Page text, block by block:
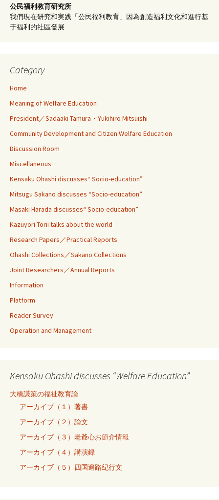
公民福利教育研究所
我們現在研究和実践「公民福利教育」因為創造福利文化和進行基
于福利的社區發展
Category
Home
Meaning of Welfare Education
President／Sadaaki Tamura・Yukihiro Mitsuishi
Community Development and Citizen Welfare Education
Discussion Room
Miscellaneous
Kensaku Ohashi discusses“ Socio-education”
Mitsugu Sakano discusses “Socio-education”
Masaki Harada discusses“ Socio-education”
Kazuyori Torii talks about the world
Research Papers／Practical Reports
Ohashi Collections／Sakano Collections
Joint Researchers／Annual Reports
Information
Platform
Reader Survey
Operation and Management
Kensaku Ohashi discusses “Welfare Education”
大橋謙策の福祉教育論
アーカイブ（１）著書
アーカイブ（２）論文
アーカイブ（３）老爺心お節介情報
アーカイブ（４）講演録
アーカイブ（５）四国遍路紀行文